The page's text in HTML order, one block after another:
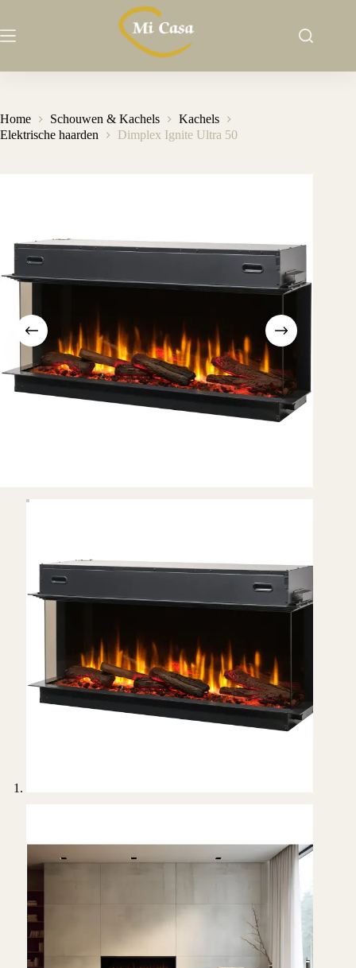
de
Home Schouwen & Kachels
Kachels
Elektrische haarden
Dimplex Ignite Ultra 50